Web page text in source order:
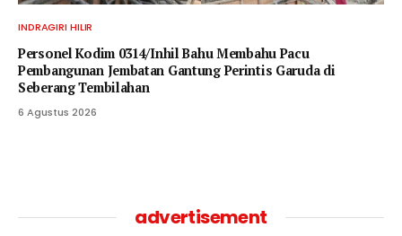
INDRAGIRI HILIR
Personel Kodim 0314/Inhil Bahu Membahu Pacu
Pembangunan Jembatan Gantung Perintis Garuda di
Seberang Tembilahan
6 Agustus 2026
advertisement